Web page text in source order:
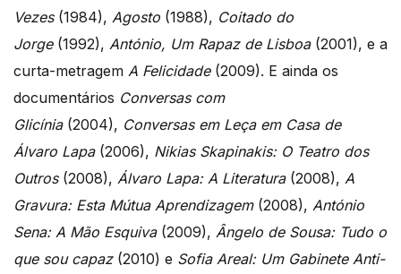
Vezes(1984), Agosto (1988), Coitado do
Jorge(1992), António, Um Rapaz de Lisboa(2001), e a
curta-metragem A Felicidade(2009). E ainda os
documentários Conversas com
Glicínia(2004), Conversas em Leça em Casa de
Álvaro Lapa(2006), Nikias Skapinakis: O Teatro dos
Outros (2008), Álvaro Lapa: A Literatura(2008), A
Gravura: Esta Mútua Aprendizagem(2008), António
Sena: A Mão Esquiva(2009), Ângelo de Sousa: Tudo o
que sou capaz(2010) e Sofia Areal: Um Gabinete Anti-